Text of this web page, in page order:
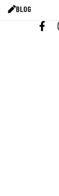
BLOG